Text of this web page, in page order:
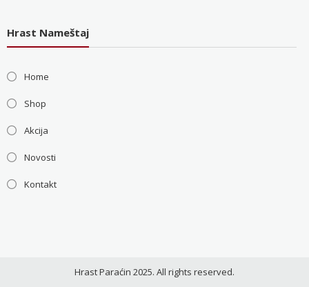
Hrast Nameštaj
Home
Shop
Akcija
Novosti
Kontakt
Hrast Paraćin 2025. All rights reserved.